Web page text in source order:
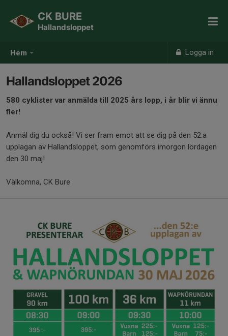
Hem Logga in
CK BURE
Hallandsloppet
Hallandsloppet 2026
580 cyklister var anmälda till 2025 års lopp, i år blir vi ännu
fler!
Anmäl dig du också! Vi ser fram emot att se dig på den 52:a
upplagan av Hallandsloppet, som genomförs imorgon lördagen
den 30 maj!
Välkomna, CK Bure